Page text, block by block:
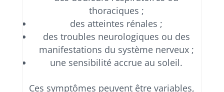
thoraciques ;
des atteintes rénales ;
des troubles neurologiques ou des
manifestations du système nerveux ;
une sensibilité accrue au soleil.
Ces symptômes peuvent être variables,